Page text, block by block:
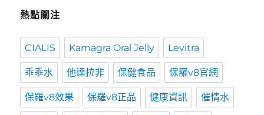
熱點關注
CIALIS Kamagra Oral Jelly Levitra
乖乖水 他達拉非 保健食品 保羅v8官網
保羅v8效果 保羅v8正品 健康資訊 催情水